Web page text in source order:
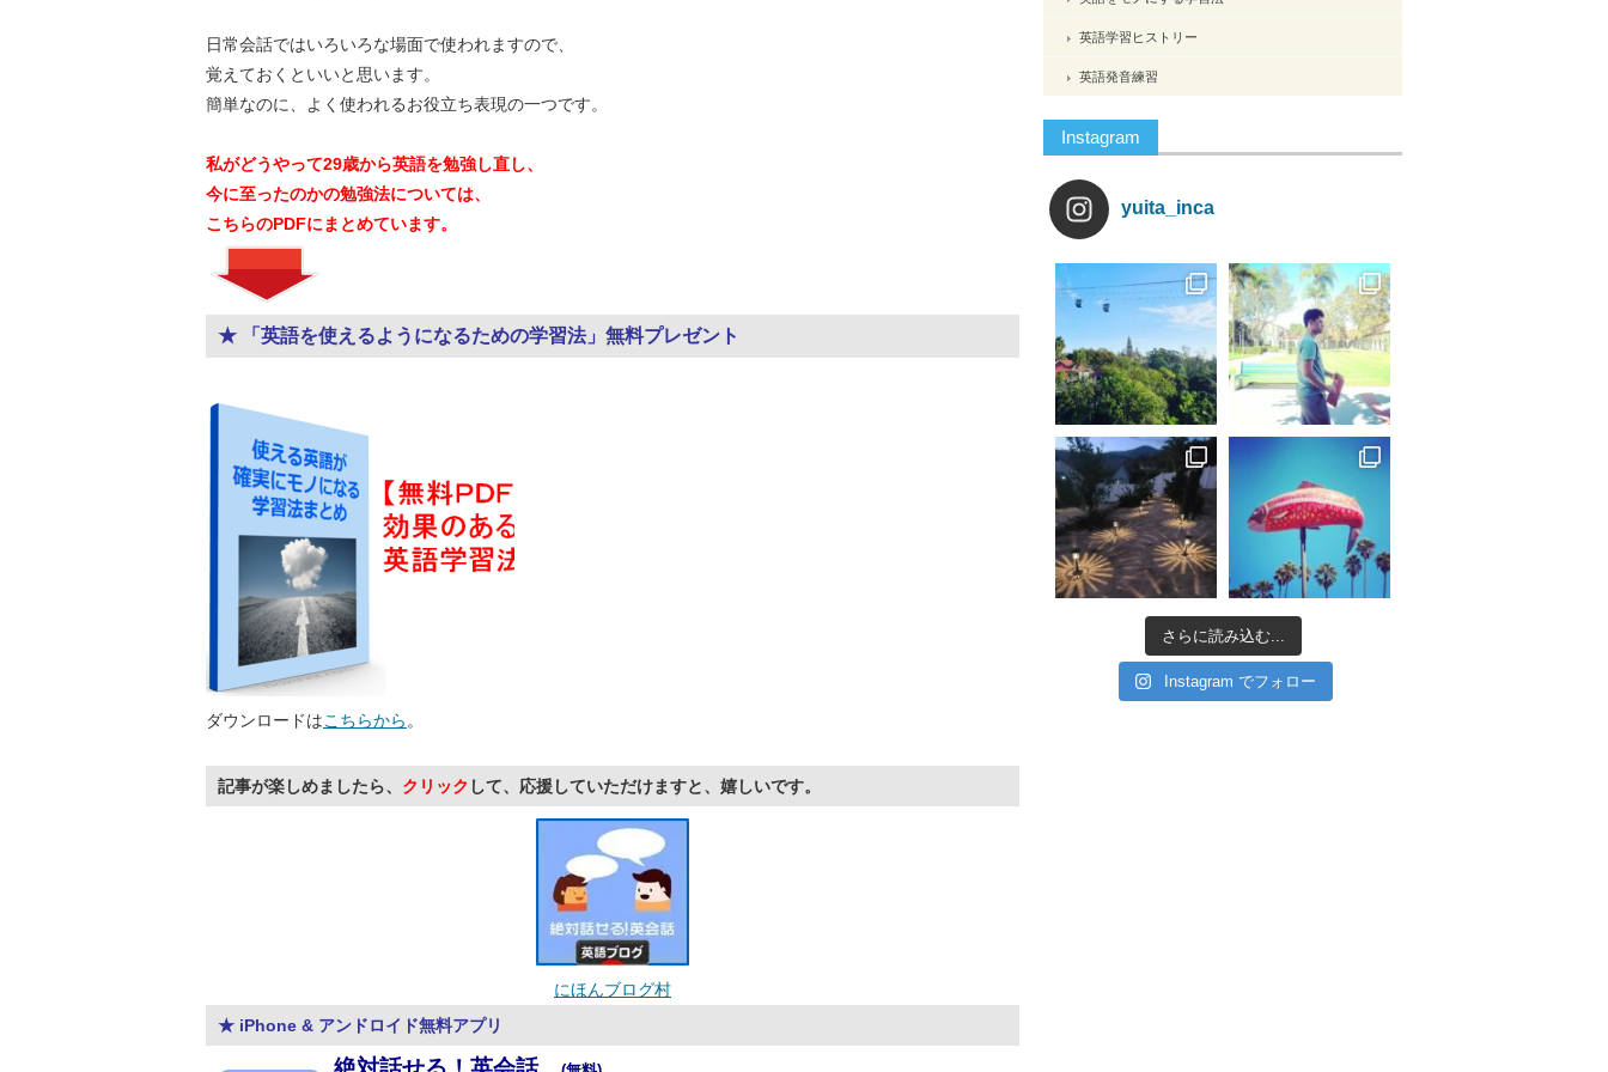
日常会話ではいろいろな場面で使われますので、
覚えておくといいと思います。
簡単なのに、よく使われるお役立ち表現の一つです。
私がどうやって29歳から英語を勉強し直し、
今に至ったのかの勉強法については、
こちらのPDFにまとめています。
★ 「英語を使えるようになるための学習法」無料プレゼント
ダウンロードはこちらから 。
記事が楽しめましたら、 クリック して、応援していただけますと、嬉しいです。
にほんブログ村
★ iPhone & アンドロイド無料アプリ
英語学習ヒストリー
英語発音練習
Instagram
yuita_inca
さらに読み込む...
Instagram でフォロー